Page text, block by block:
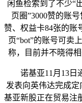
闲鱼检索到了不少“
页圈”3000赞的账
赞、权益卡84张的账
页“bot”的账号可卖
称，目前并不晓得
诺基亚11月13日通
发表向英伟达完成定
基亚新股正在贸易注